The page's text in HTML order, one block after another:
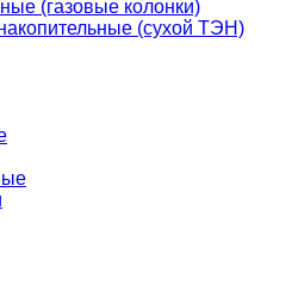
(газовые колонки)
(сухой ТЭН)